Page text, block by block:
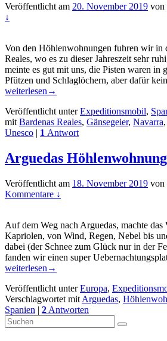
Veröffentlicht am 20. November 2019 von
↓
Von den Höhlenwohnungen fuhren wir in
Reales, wo es zu dieser Jahreszeit sehr
meinte es gut mit uns, die Pisten waren in
Pfützen und Schlaglöchern, aber dafür
weiterlesen →
Veröffentlicht unter Expeditionsmobil,
mit Bardenas Reales, Gänsegeier, Navarra,
Unesco | 1 Antwort
Arguedas
Veröffentlicht am 18. November 2019 von
Kommentare ↓
Auf dem Weg nach Arguedas, machte das
Kapriolen, von Wind, Regen, Nebel bis
dabei (der Schnee zum Glück nur in der
fanden wir einen super
weiterlesen →
Veröffentlicht unter Europa,
Verschlagwortet mit Arguedas,
Spanien | 2 Antworten
Primärer
Suchen
nach:
Suchen